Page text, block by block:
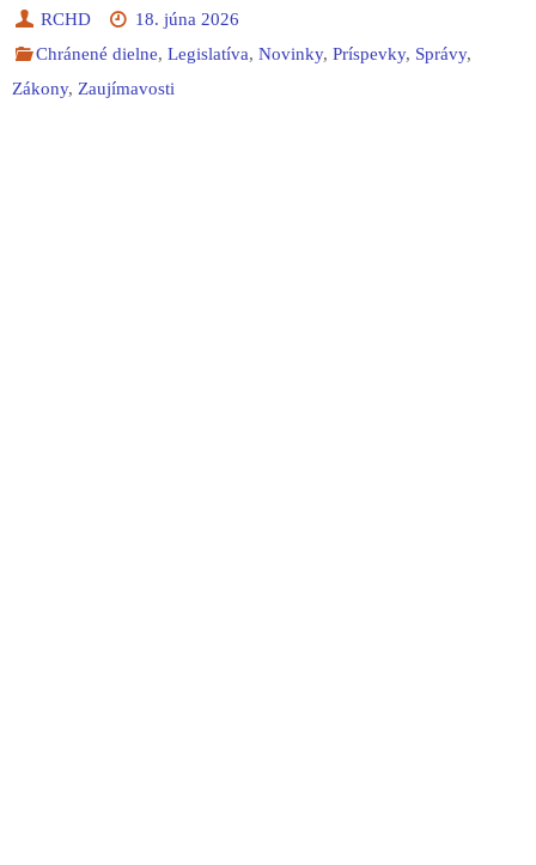
RCHD
18. júna 2026
Chránené dielne,Legislatíva,Novinky,Príspevky, Správy,
Zákony, Zaujímavosti